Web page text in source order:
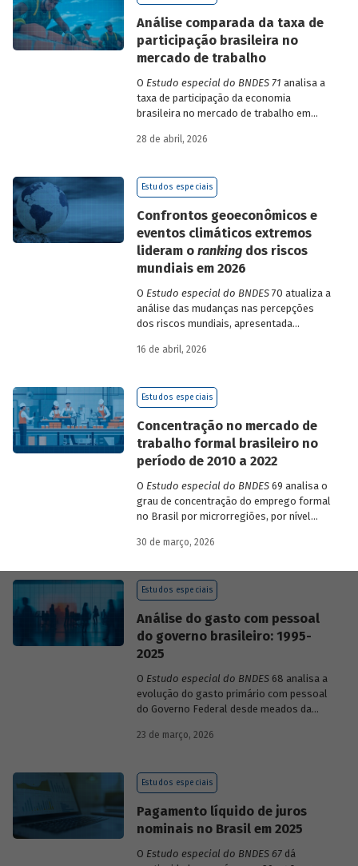
Análise comparada da taxa de
participação brasileira no
mercado de trabalho
O Estudo especial do BNDES 71 analisa a
taxa de participação da economia
brasileira no mercado de trabalho em
países de diferentes continentes e
28 de abril, 2026
Estudos especiais
Confrontos geoeconômicos e
eventos climáticos extremos
lideram o ranking dos riscos
mundiais em 2026
O Estudo especial do BNDES70 atualiza a
análise das mudanças nas percepções
dos riscos mundiais, apresentada
dos relatórios Global Risks Report (GRR)
mundiais para o ano em curso e para dois
16 de abril, 2026
Estudos especiais
Concentração no mercado de
trabalho formal brasileiro no
período de 2010 a 2022
O Estudo especial do BNDES69 analisa o
grau de concentração do emprego formal
no Brasil por microrregiões, por nível
setores, entre 2010 e 2022.
30 de março, 2026
Estudos especiais
Análise do gasto com pessoal
do governo brasileiro: 1995-
2025
O Estudo especial do BNDES68 analisa a
evolução do gasto primário com pessoal
do Governo Federal desde meados da
durante esse período e as mudanças
23 de março, 2026
Estudos especiais
Pagamento líquido de juros
nominais no Brasil em 2025
O Estudo especial do BNDES 67dá